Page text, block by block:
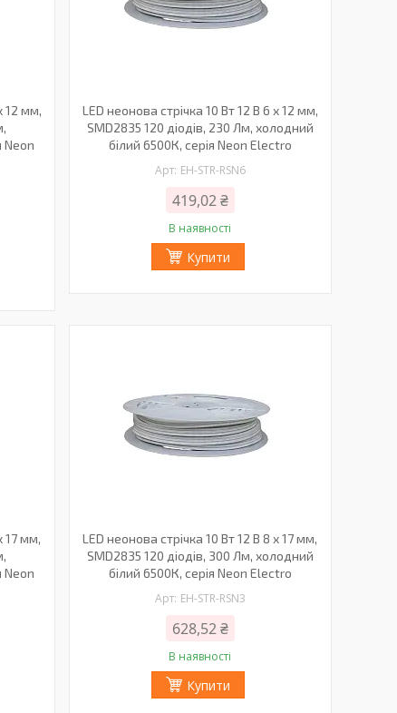
12 мм,
Neon
LED неонова стрічка 10 Вт 12 В 6 х 12 мм,
SMD2835 120 діодів, 230 Лм, холодний
білий 6500К, серія Neon Electro
EH-STR-RSN6
419,02 ₴
В наявності
Купити
17 мм,
Neon
LED неонова стрічка 10 Вт 12 В 8 х 17 мм,
SMD2835 120 діодів, 300 Лм, холодний
білий 6500К, серія Neon Electro
EH-STR-RSN3
628,52 ₴
В наявності
Купити